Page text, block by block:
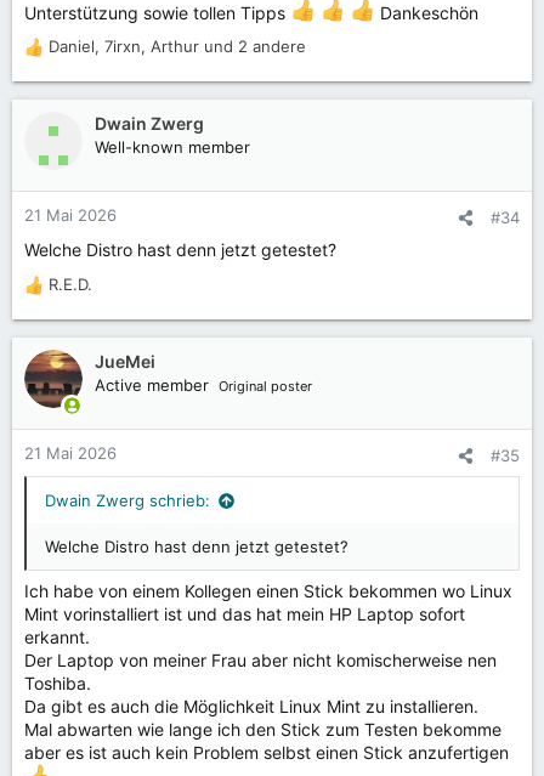
Unterstützung sowie tollen Tipps
Dankeschön
R
e
a
o
n
n
Daniel, 7irxn, Arthur und 2 andere
Dwain Zwerg
Well-known member
21 Mai 2026 #34
Welche Distro hast denn jetzt getestet?
R
e
a
k
t
o
n
R.E.D.
JueMei
Active member Original poster
21 Mai 2026 #35
Dwain Zwerg schrieb:
Welche Distro hast denn jetzt getestet?
Ich habe von einem Kollegen einen Stick bekommen wo Linux
Mint vorinstalliert ist und das hat mein HP Laptop sofort
erkannt.
Der Laptop von meiner Frau aber nicht komischerweise nen
Toshiba.
Da gibt es auch die Möglichkeit Linux Mint zu installieren.
Mal abwarten wie lange ich den Stick zum Testen bekomme
aber es ist auch kein Problem selbst einen Stick anzufertigen